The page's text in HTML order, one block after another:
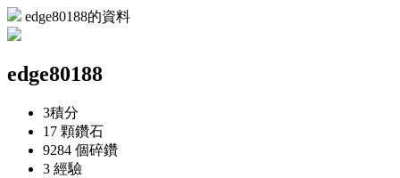
edge80188的資料
edge80188
3積分
17 顆鑽石
9284 個碎鑽
3 經驗